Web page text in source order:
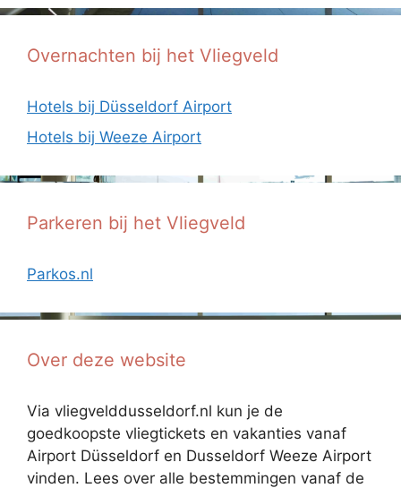
Overnachten bij het Vliegveld
Hotels bij Düsseldorf Airport
Hotels bij Weeze Airport
Parkeren bij het Vliegveld
Parkos.nl
Over deze website
Via vliegvelddusseldorf.nl kun je de
goedkoopste vliegtickets en vakanties vanaf
Airport Düsseldorf en Dusseldorf Weeze Airport
vinden. Lees over alle bestemmingen vanaf de